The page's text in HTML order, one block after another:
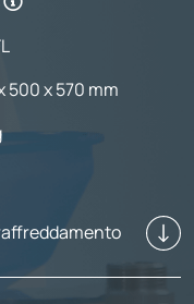
500 x 570 mm